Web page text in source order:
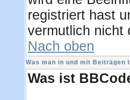
registriert hast
vermutlich nicht
Nach oben
Was man in und mit Beiträgen
Was ist